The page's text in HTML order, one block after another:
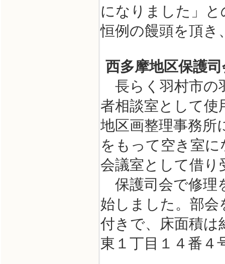
になりました」
恒例の饅頭を頂き
西多摩地区保護
長らく羽村市の
者相談室として使
地区画整理事務所
をもって空き室
会議室として借
保護司会で修理
始しました。部会
付きで、床面積は
東１丁目１４番４